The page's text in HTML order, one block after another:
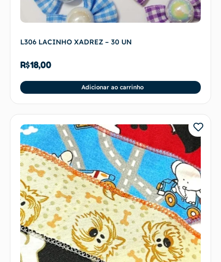
L306 LACINHO XADREZ – 30 UN
R$18,00
Adicionar ao carrinho